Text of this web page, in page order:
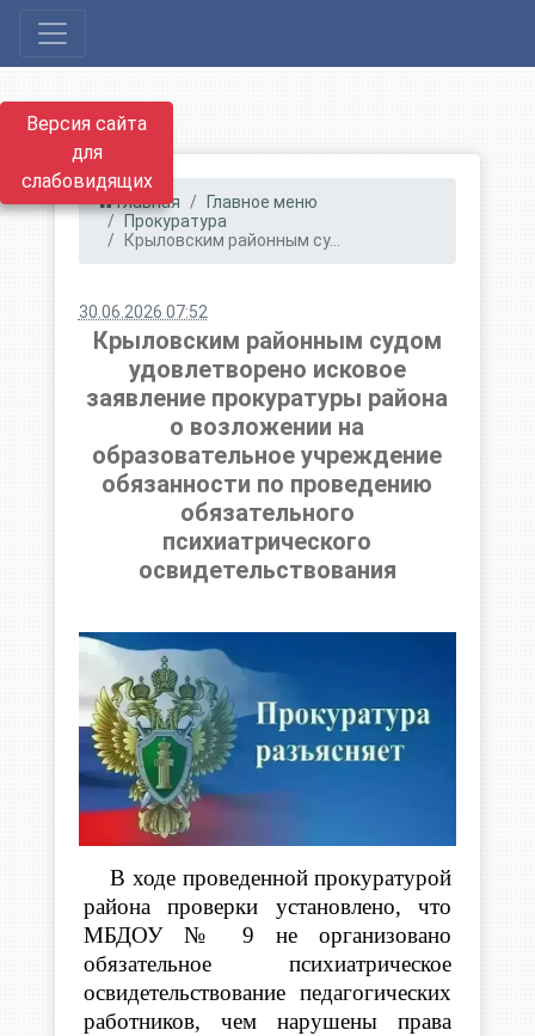
Версия сайта
для
слабовидящих
Главная
Главное меню
Прокуратура
Крыловским районным су...
30.06.2026 07:52
Крыловским районным судом
удовлетворено исковое
заявление прокуратуры района
о возложении на
образовательное учреждение
обязанности по проведению
обязательного
психиатрического
освидетельствования
В ходе проведенной прокуратурой
района проверки установлено,что
МБДОУ № 9 не организовано
обязательное психиатрическое
освидетельствование педагогических
работников, чем нарушены права